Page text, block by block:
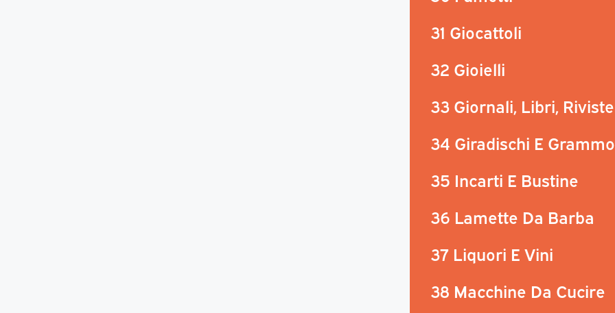
31 Giocattoli
32 Gioielli
33 Giornali, Libri, Riviste
34 Giradischi E
35 Incarti E Bustine
36 Lamette Da Barba
37 Liquori E Vini
38 Macchine Da Cucire